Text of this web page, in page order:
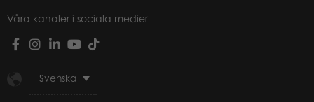
Våra kanaler i sociala medier
Svenska